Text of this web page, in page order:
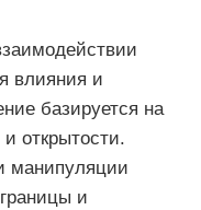
влияния и
базируется на
открытости.
манипуляции
и